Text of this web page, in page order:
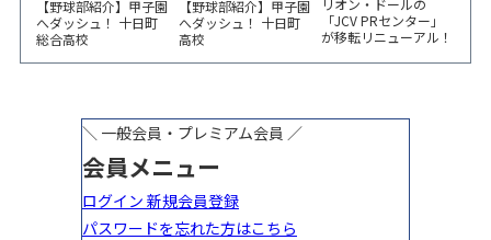
【野球部紹介】甲子園
へダッシュ！ 十日町
総合高校
【野球部紹介】甲子園
へダッシュ！ 十日町
高校
「JCV PRセンター」
が移転リニューアル！
ベント開催